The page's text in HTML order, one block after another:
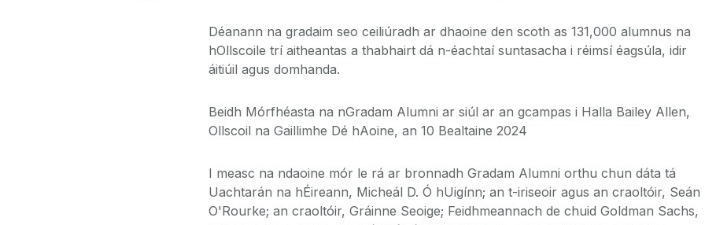
Déanann na gradaim seo ceiliúradh ar dhaoine den scoth as 131,000 alumnus na
hOllscoile trí aitheantas a thabhairt dá n-éachtaí suntasacha i réimsí éagsúla, idir
áitiúil agus domhanda.
Beidh Mórfhéasta na nGradam Alumni ar siúl ar an gcampas i Halla Bailey Allen,
Ollscoil na Gaillimhe Dé hAoine, an 10 Bealtaine 2024
I measc na ndaoine mór le rá ar bronnadh Gradam Alumni orthu chun dáta tá
Uachtarán na hÉireann, Micheál D. Ó hUigínn; an t-iriseoir agus an craoltóir, Seán
O'Rourke; an craoltóir, Gráinne Seoige; Feidhmeannach de chuid Goldman Sachs,